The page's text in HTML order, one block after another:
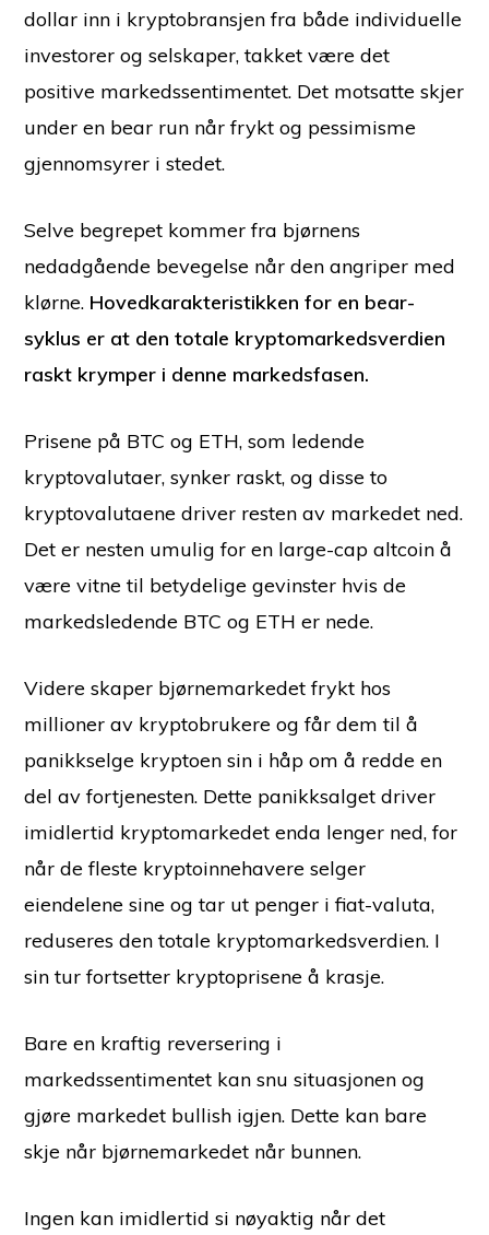
dollar inn i kryptobransjen fra både individuelle
investorer og selskaper, takket være det
positive markedssentimentet. Det motsatte skjer
under en bear run når frykt og pessimisme
gjennomsyrer i stedet.
Selve begrepet kommer fra bjørnens
nedadgående bevegelse når den angriper med
klørne. Hovedkarakteristikken for en bear-
syklus er at den totale kryptomarkedsverdien
raskt krymper i denne markedsfasen.
Prisene på BTC og ETH, som ledende
kryptovalutaer, synker raskt, og disse to
kryptovalutaene driver resten av markedet ned.
Det er nesten umulig for en large-cap altcoin å
være vitne til betydelige gevinster hvis de
markedsledende BTC og ETH er nede.
Videre skaper bjørnemarkedet frykt hos
millioner av kryptobrukere og får dem til å
panikkselge kryptoen sin i håp om å redde en
del av fortjenesten. Dette panikksalget driver
imidlertid kryptomarkedet enda lenger ned, for
når de fleste kryptoinnehavere selger
eiendelene sine og tar ut penger i fiat-valuta,
reduseres den totale kryptomarkedsverdien. I
sin tur fortsetter kryptoprisene å krasje.
Bare en kraftig reversering i
markedssentimentet kan snu situasjonen og
gjøre markedet bullish igjen. Dette kan bare
skje når bjørnemarkedet når bunnen.
Ingen kan imidlertid si nøyaktig når det